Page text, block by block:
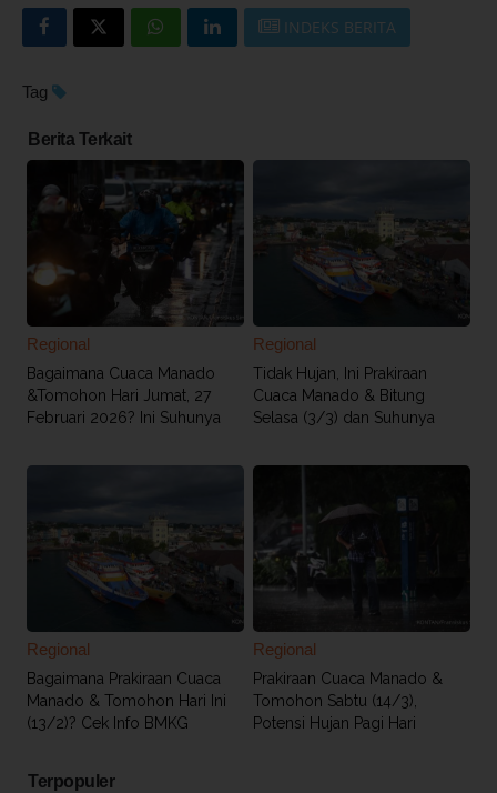
INDEKS BERITA
Tag
Berita Terkait
Regional
Bagaimana Cuaca Manado
&Tomohon Hari Jumat, 27
Februari 2026? Ini Suhunya
Regional
Tidak Hujan, Ini Prakiraan
Cuaca Manado & Bitung
Selasa (3/3) dan Suhunya
Regional
Bagaimana Prakiraan Cuaca
Manado & Tomohon Hari Ini
(13/2)? Cek Info BMKG
Regional
Prakiraan Cuaca Manado &
Tomohon Sabtu (14/3),
Potensi Hujan Pagi Hari
Terpopuler